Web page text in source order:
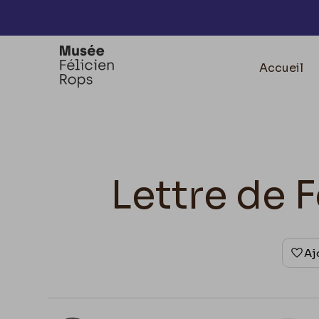
Accueil
Lettre de